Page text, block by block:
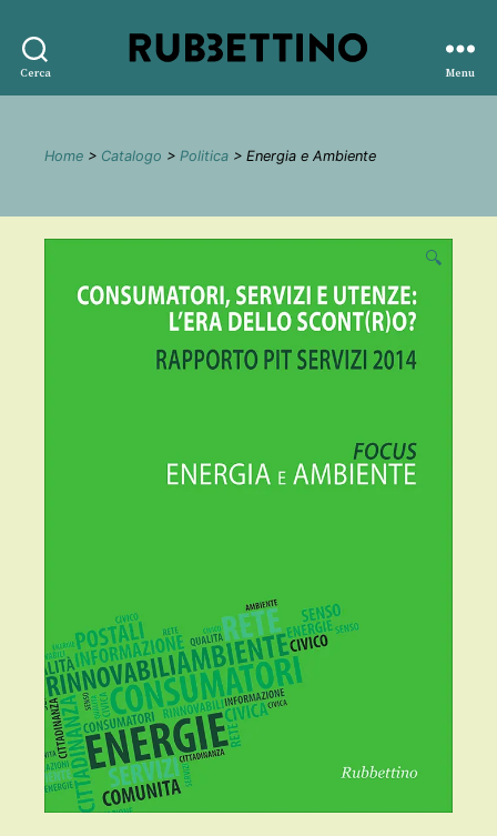
Cerca
editore
Menu
Home > Catalogo > Politica > Energia e Ambiente
🔍